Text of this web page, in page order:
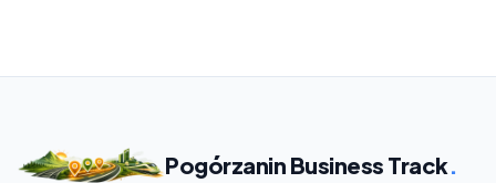
Pogórzanin Business Track.